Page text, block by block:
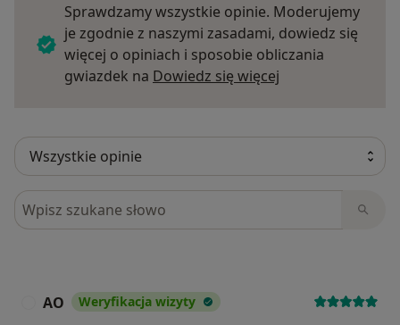
Sprawdzamy wszystkie opinie. Moderujemy
je zgodnie z naszymi zasadami, dowiedz się
więcej o opiniach i sposobie obliczania
gwiazdek na Dowiedz się więcej
Szukaj w opiniach
AO Weryfikacja wizyty